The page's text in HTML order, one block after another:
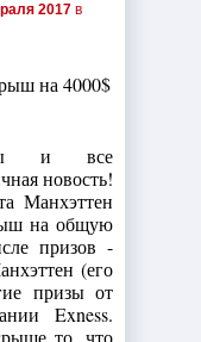
2017 в
и все
новость!
Манхэттен
на общую
призов -
(его
призы от
Exness.
то, что